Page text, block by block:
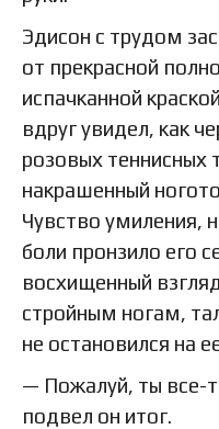
Эдисон с трудом
от прекрасной
испачканной
вдруг увидел, как
розовых теннисных
накрашенный
Чувство умиления,
боли пронзило его
восхищенный
стройным ногам,
не остановился на
— Пожалуй, ты все-
подвел он итог.